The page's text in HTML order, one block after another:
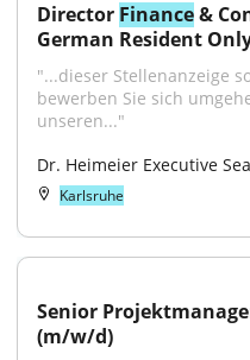
Director Finance &
German Resident
"...dieser Stellenanzeige
bewerben Sie sich
unseren..."
Dr. Heimeier Executive
Karlsruhe
Senior
(m/w/d)